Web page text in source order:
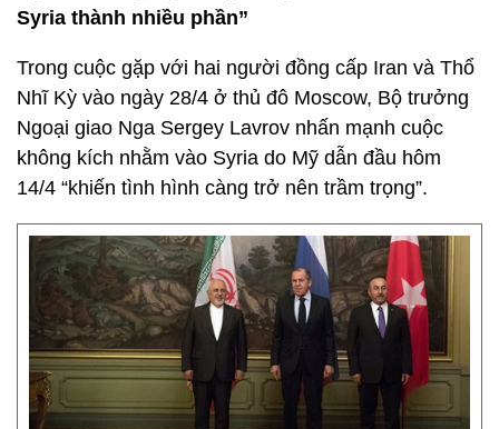
Syria thành nhiều phần”
Trong cuộc gặp với hai người đồng cấp Iran và Thổ
Nhĩ Kỳ vào ngày 28/4 ở thủ đô Moscow, Bộ trưởng
Ngoại giao Nga Sergey Lavrov nhấn mạnh cuộc
không kích nhằm vào Syria do Mỹ dẫn đầu hôm
14/4 “khiến tình hình càng trở nên trầm trọng”.